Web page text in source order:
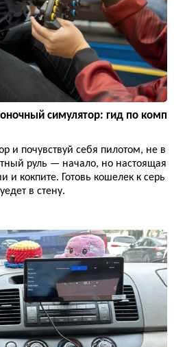
симулятор: гид по комп
и почувствуй себя пилотом, не в
руль — начало, но настоящая
и кокпите. Готовь кошелек к серь
в стену.